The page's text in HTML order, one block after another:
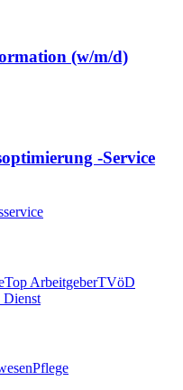
(w/m/d)
-Service
Top ArbeitgeberTVöD
Dienst
Pflege